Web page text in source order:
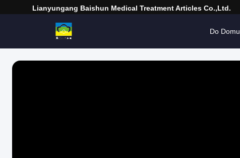
Lianyungang Baishun Medical Treatment Articles Co.,Ltd.
Do Domu